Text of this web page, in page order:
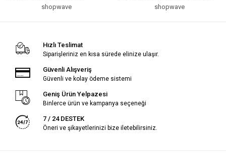
shopwave
Temizlik Cihazıshopwave
Hızlı Teslimat
Siparişleriniz en kısa sürede elinize ulaşır.
Güvenli Alışveriş
Güvenli ve kolay ödeme sistemi
Geniş Ürün Yelpazesi
Binlerce ürün ve kampanya seçeneği
7 / 24 DESTEK
Öneri ve şikayetlerinizi bize iletebilirsiniz.